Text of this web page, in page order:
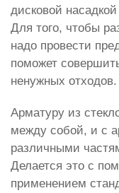
дисковой
Для того, чтобы
надо провести
поможет
ненужных отходов.
Арматуру из
между собой, и с
различными
Делается это с
применением